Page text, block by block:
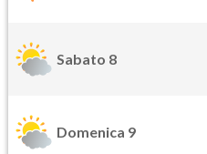
Sabato 8
Domenica 9